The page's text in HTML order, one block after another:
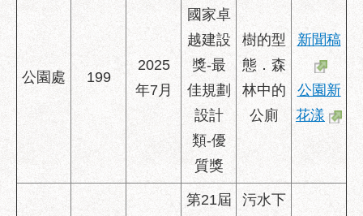
公園處 199
2025
年7月
國家卓
越建設
獎-最
佳規劃
設計
類-優
質獎
樹的型
態．森
林中的
公廁
新聞稿
公園新
花漾
第21屆
污水下